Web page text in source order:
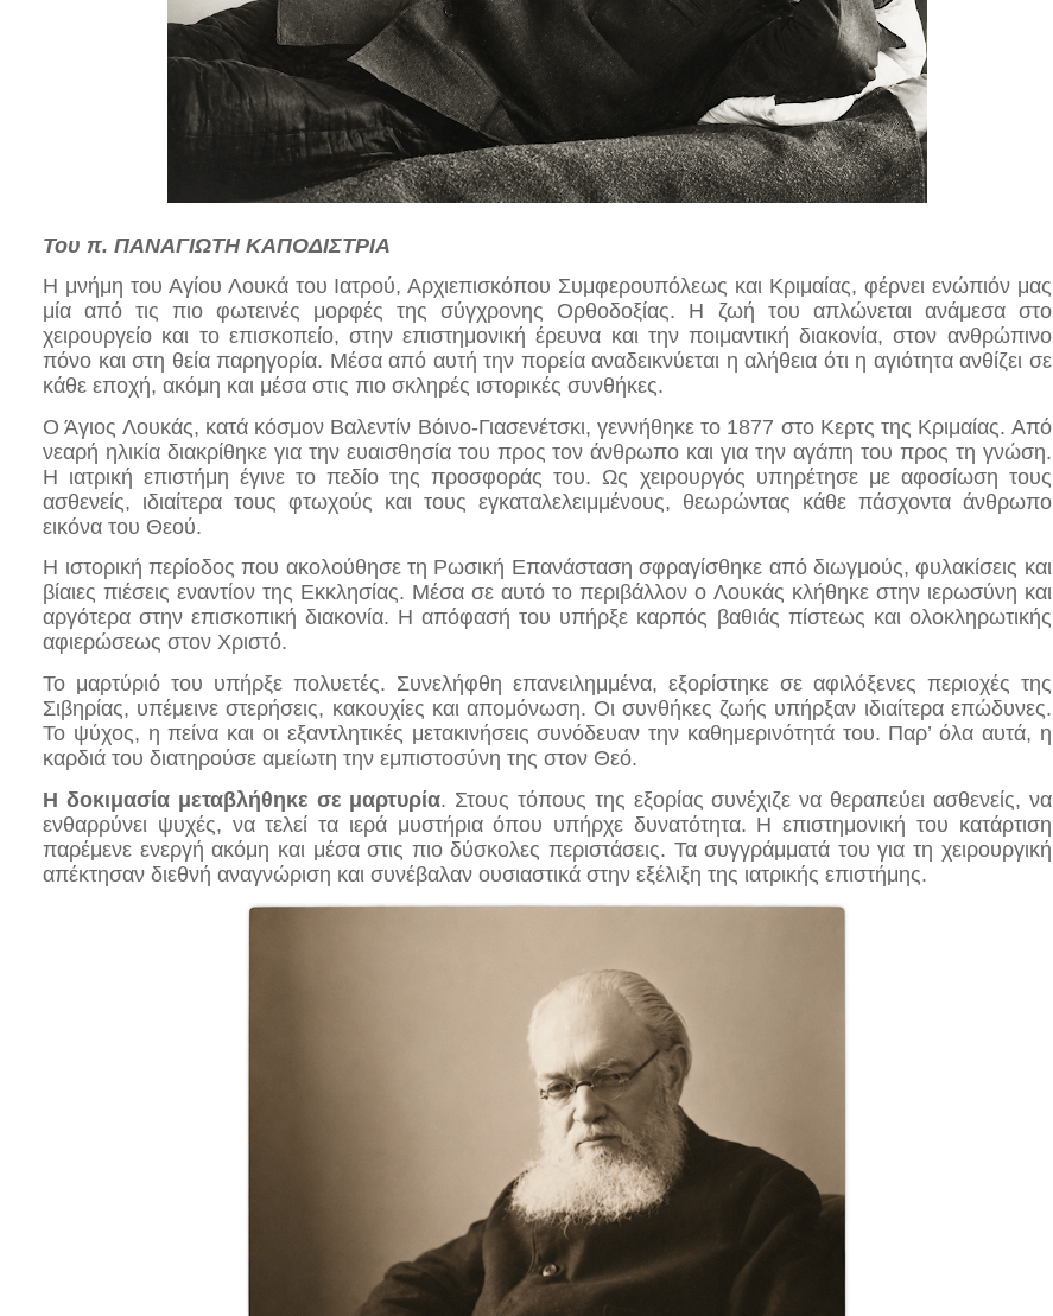
Του π. ΠΑΝΑΓΙΩΤΗ ΚΑΠΟΔΙΣΤΡΙΑ
Η μνήμη του Αγίου Λουκά του Ιατρού, Αρχιεπισκόπου Συμφερουπόλεως και Κριμαίας, φέρνει ενώπιόν μας
μία από τις πιο φωτεινές μορφές της σύγχρονης Ορθοδοξίας. Η ζωή του απλώνεται ανάμεσα στο
χειρουργείο και το επισκοπείο, στην επιστημονική έρευνα και την ποιμαντική διακονία, στον ανθρώπινο
πόνο και στη θεία παρηγορία. Μέσα από αυτή την πορεία αναδεικνύεται η αλήθεια ότι η αγιότητα ανθίζει σε
κάθε εποχή, ακόμη και μέσα στις πιο σκληρές ιστορικές συνθήκες.
Ο Άγιος Λουκάς, κατά κόσμον Βαλεντίν Βόινο-Γιασενέτσκι, γεννήθηκε το 1877 στο Κερτς της Κριμαίας. Από
νεαρή ηλικία διακρίθηκε για την ευαισθησία του προς τον άνθρωπο και για την αγάπη του προς τη γνώση.
Η ιατρική επιστήμη έγινε το πεδίο της προσφοράς του. Ως χειρουργός υπηρέτησε με αφοσίωση τους
ασθενείς, ιδιαίτερα τους φτωχούς και τους εγκαταλελειμμένους, θεωρώντας κάθε πάσχοντα άνθρωπο
εικόνα του Θεού.
Η ιστορική περίοδος που ακολούθησε τη Ρωσική Επανάσταση σφραγίσθηκε από διωγμούς, φυλακίσεις και
βίαιες πιέσεις εναντίον της Εκκλησίας. Μέσα σε αυτό το περιβάλλον ο Λουκάς κλήθηκε στην ιερωσύνη και
αργότερα στην επισκοπική διακονία. Η απόφασή του υπήρξε καρπός βαθιάς πίστεως και ολοκληρωτικής
αφιερώσεως στον Χριστό.
Το μαρτύριό του υπήρξε πολυετές. Συνελήφθη επανειλημμένα, εξορίστηκε σε αφιλόξενες περιοχές της
Σιβηρίας, υπέμεινε στερήσεις, κακουχίες και απομόνωση. Οι συνθήκες ζωής υπήρξαν ιδιαίτερα επώδυνες.
Το ψύχος, η πείνα και οι εξαντλητικές μετακινήσεις συνόδευαν την καθημερινότητά του. Παρ’ όλα αυτά, η
καρδιά του διατηρούσε αμείωτη την εμπιστοσύνη της στον Θεό.
Η δοκιμασία μεταβλήθηκε σε μαρτυρία. Στους τόπους της εξορίας συνέχιζε να θεραπεύει ασθενείς, να
ενθαρρύνει ψυχές, να τελεί τα ιερά μυστήρια όπου υπήρχε δυνατότητα. Η επιστημονική του κατάρτιση
παρέμενε ενεργή ακόμη και μέσα στις πιο δύσκολες περιστάσεις. Τα συγγράμματά του για τη χειρουργική
απέκτησαν διεθνή αναγνώριση και συνέβαλαν ουσιαστικά στην εξέλιξη της ιατρικής επιστήμης.